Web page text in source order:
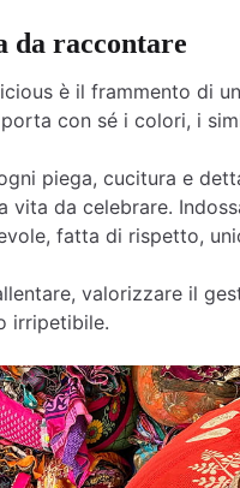
da raccontare
è il frammento di
con sé i colori, i
piega, cucitura e
vita da celebrare.
fatta di rispetto,
valorizzare il
irripetibile.